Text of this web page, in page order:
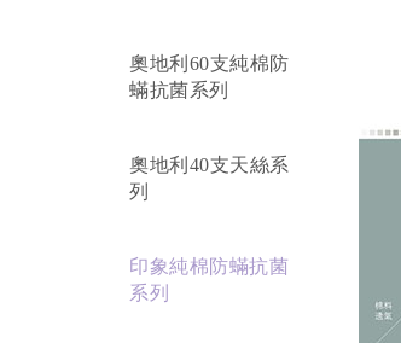
奧地利60支純棉防
蟎抗菌系列
奧地利40支天絲系
列
印象純棉防蟎抗菌
系列